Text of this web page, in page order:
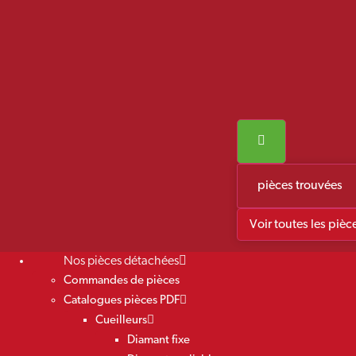
pièces trouvées
Voir toutes les
Nos pièces détachées
Commandes de pièces
Catalogues pièces PDF
Cueilleurs
Diamant fixe